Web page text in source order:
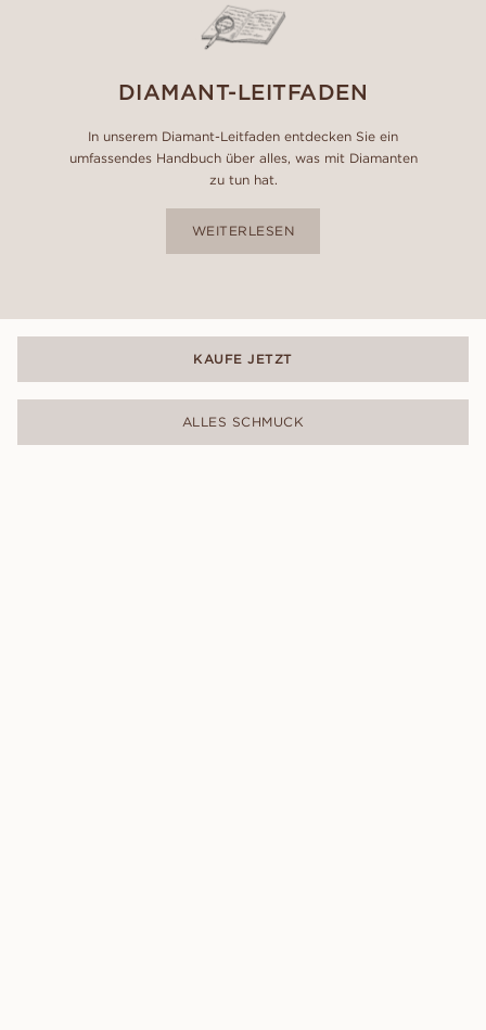
DIAMANT-LEITFADEN
In unserem Diamant-Leitfaden entdecken Sie ein
umfassendes Handbuch über alles, was mit Diamanten
zu tun hat.
WEITERLESEN
KAUFE JETZT
ALLES SCHMUCK